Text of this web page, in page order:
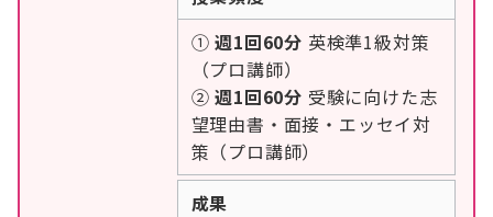
①週1回60分 英検準1級対策
（プロ講師）
②週1回60分 受験に向けた志
望理由書・面接・エッセイ対
策（プロ講師）
成果